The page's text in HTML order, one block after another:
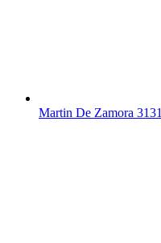
Martin De Zamora 3131